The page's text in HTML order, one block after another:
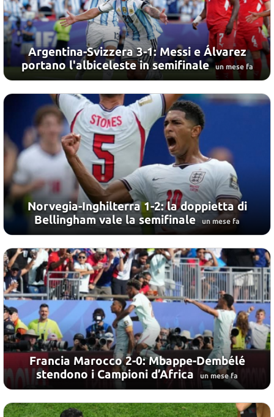
Argentina-Svizzera 3-1: Messi e Álvarez
portano l'albiceleste in semifinale un mese fa
Norvegia-Inghilterra 1-2: la doppietta di
Bellingham vale la semifinale un mese fa
Francia Marocco 2-0: Mbappe-Dembélé
stendono i Campioni d’Africa
un mese fa